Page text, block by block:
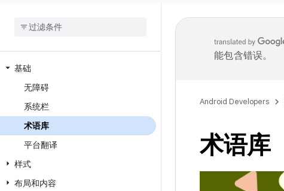
基础
无障碍
系统栏
术语库
平台翻译
样式
布局和内容
能包含错误。
Android Developers
术语库